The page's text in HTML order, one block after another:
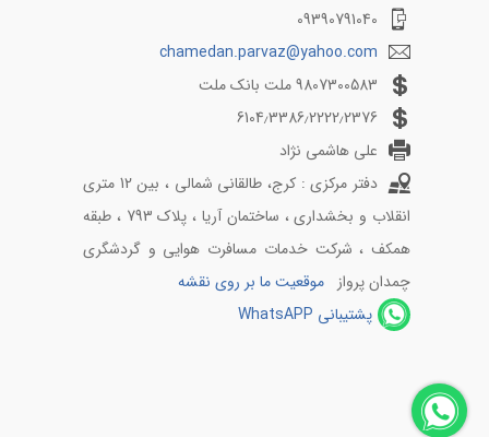
09390791040
chamedan.parvaz@yahoo.com
9807300583 ملت بانک ملت
6104٫3386٫2222٫2376
علی هاشمی نژاد
دفتر مرکزی : کرج، طالقانی شمالی ، بین 12 متری
انقلاب و بخشداری ، ساختمان آریا ، پلاک 793 ، طبقه
همکف ، شرکت خدمات مسافرت هوایی و گردشگری
چمدان پرواز موقعیت ما بر روی نقشه
پشتیبانی WhatsAPP